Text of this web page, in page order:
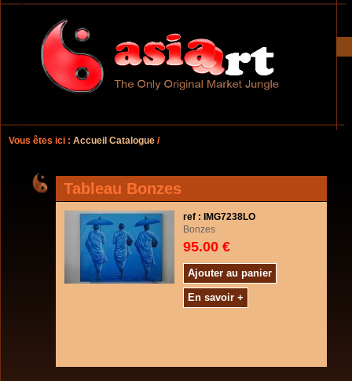
Vous êtes ici : Accueil Catalogue /
Tableau Bonzes
ref : IMG7238LO
Bonzes
95.00 €
Ajouter au panier
En savoir +